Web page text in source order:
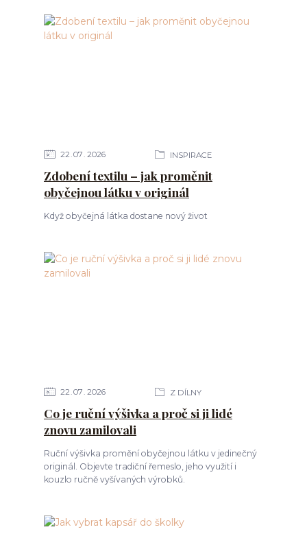
22 07 2026 INSPIRACE
Zdobení textilu – jak proměnit
obyčejnou látku v originál
Když obyčejná látka dostane nový život
22 07 2026 Z DÍLNY
Co je ruční výšivka a proč si ji lidé
znovu zamilovali
Ruční výšivka promění obyčejnou látku v jedinečný
originál. Objevte tradiční řemeslo, jeho využití i
kouzlo ručně vyšívaných výrobků.